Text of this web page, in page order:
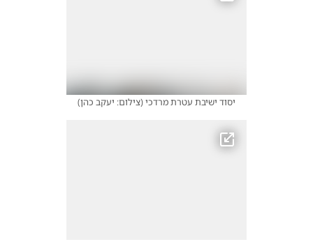
יסוד ישיבת עטרת מרדכי(צילום: יעקב כהן)